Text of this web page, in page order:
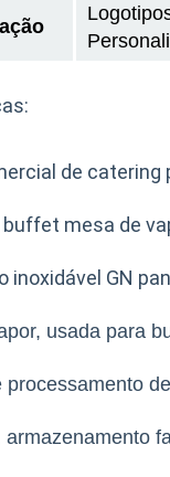
de catering
mesa de
inoxidável GN
usada para
processamento
armazenamento